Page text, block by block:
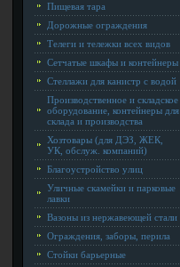
Пищевая тара
Дорожные ограждения
Телеги и тележки всех видов
Сетчатые шкафы и контейнеры
Стеллажи для канистр с водой
Производственное и складское
оборудование, контейнеры для
склада и производства
Хозтовары (для ДЭЗ, ЖЕК,
УК, обслуж. компаний)
Благоустройство улиц
Уличные скамейки и парковые
лавки
Вазоны из нержавеющей стали
Ограждения, заборы, перила
Стойки барьерные